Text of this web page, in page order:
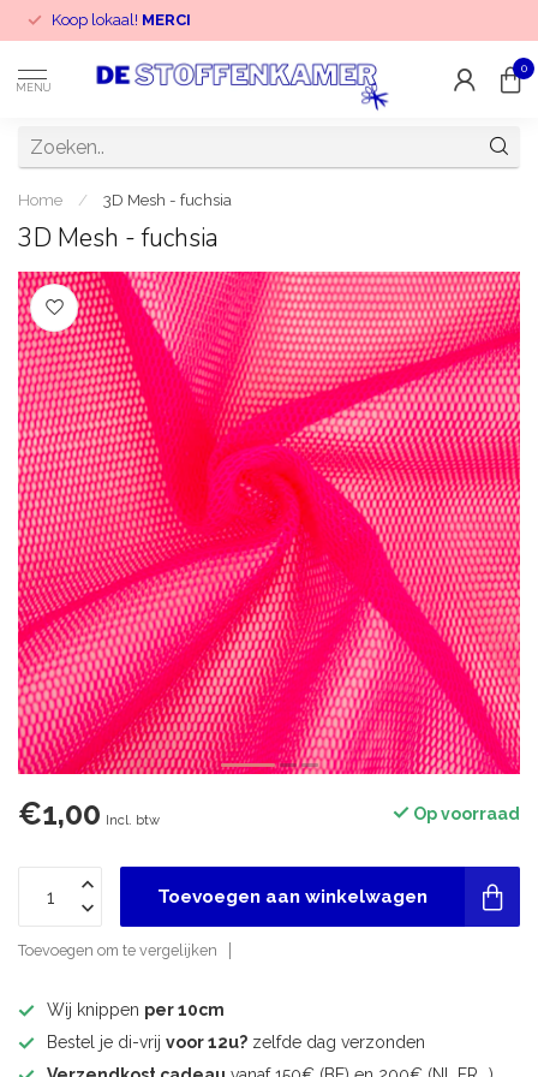
Koop lokaal! MERCI
MENU
0
Home / 3D Mesh - fuchsia
3D Mesh - fuchsia
€1,00 Incl. btw Op voorraad
Toevoegen aan winkelwagen
Toevoegen om te vergelijken
Wij knippen per 10cm
Bestel je di-vrij voor 12u? zelfde dag verzonden